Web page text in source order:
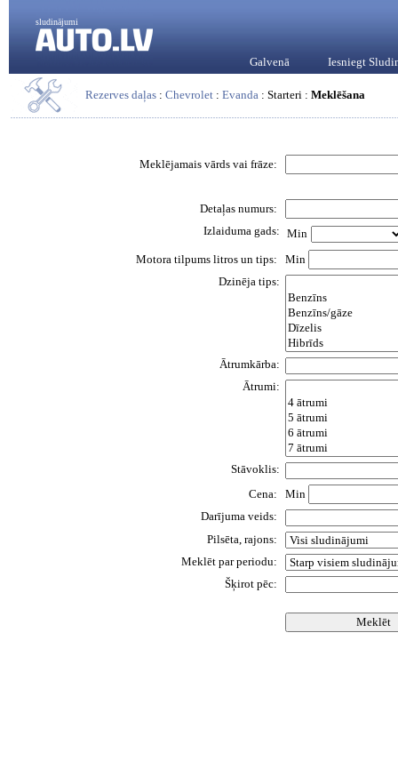
sludinājumi
Galvenā Iesniegt
Rezerves daļas : Chevrolet : Evanda : Starteri : Meklēšana
Meklējamais vārds vai frāze:
Detaļas numurs:
Izlaiduma gads: Min
Motora tilpums litros un tips:
Min
Dzinēja tips:
Ātrumkārba:
Ātrumi:
Stāvoklis:
Cena:
Min
Darījuma veids:
Pilsēta, rajons:
Meklēt par periodu:
Šķirot pēc: